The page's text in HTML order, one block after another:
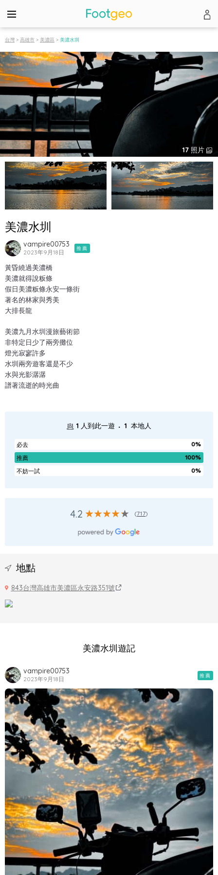
台灣 > 高雄市 > 美濃區 > 美濃水圳
17 照片
美濃水圳
vampire00753
2023年9月18日
推薦
黃昏繞過美濃橋
美濃就得說粄條
假日美濃粄條永安一條街
著名的林家與秀美
大排長龍
美濃九月水圳漫旅藝術節
非特定日少了兩旁攤位
燈光寂寥許多
水圳兩旁遊客還是不少
水與光影潺潺
譜著流逝的時光曲
1 人到此一遊 . 1 本地人
必去
0%
推薦
100%
不妨一試
0%
4.2 (717)
地點
843台灣高雄市美濃區永安路351號
美濃水圳遊記
vampire00753
2023年9月18日 推薦